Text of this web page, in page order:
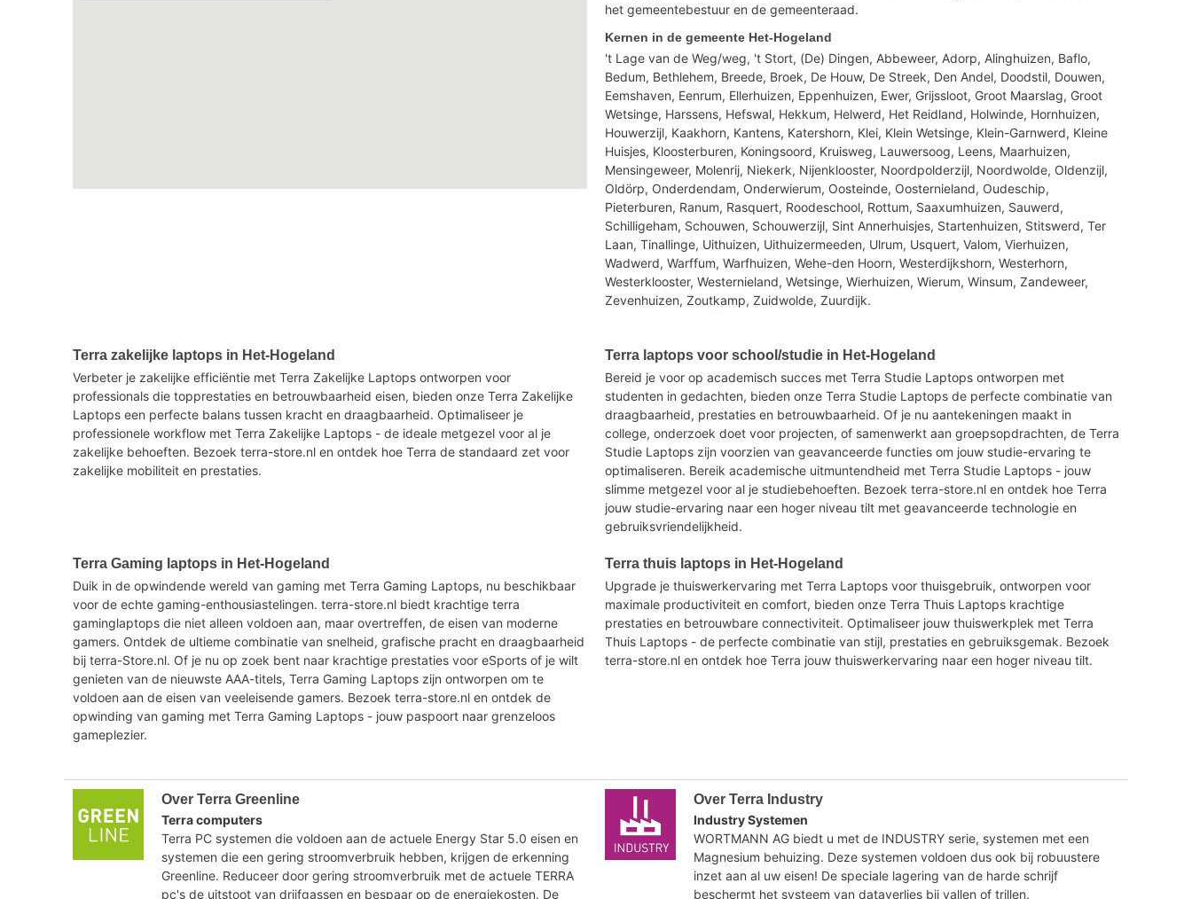
het gemeentebestuur en de gemeenteraad.
Kernen in de gemeente Het-Hogeland
't Lage van de Weg/weg, 't Stort, (De) Dingen, Abbeweer, Adorp, Alinghuizen, Baflo,
Bedum, Bethlehem, Breede, Broek, De Houw, De Streek, Den Andel, Doodstil, Douwen,
Eemshaven, Eenrum, Ellerhuizen, Eppenhuizen, Ewer, Grijssloot, Groot Maarslag, Groot
Wetsinge, Harssens, Hefswal, Hekkum, Helwerd, Het Reidland, Holwinde, Hornhuizen,
Houwerzijl, Kaakhorn, Kantens, Katershorn, Klei, Klein Wetsinge, Klein-Garnwerd, Kleine
Huisjes, Kloosterburen, Koningsoord, Kruisweg, Lauwersoog, Leens, Maarhuizen,
Mensingeweer, Molenrij, Niekerk, Nijenklooster, Noordpolderzijl, Noordwolde, Oldenzijl,
Oldörp, Onderdendam, Onderwierum, Oosteinde, Oosternieland, Oudeschip,
Pieterburen, Ranum, Rasquert, Roodeschool, Rottum, Saaxumhuizen, Sauwerd,
Schilligeham, Schouwen, Schouwerzijl, Sint Annerhuisjes, Startenhuizen, Stitswerd, Ter
Laan, Tinallinge, Uithuizen, Uithuizermeeden, Ulrum, Usquert, Valom, Vierhuizen,
Wadwerd, Warffum, Warfhuizen, Wehe-den Hoorn, Westerdijkshorn, Westerhorn,
Westerklooster, Westernieland, Wetsinge, Wierhuizen, Wierum, Winsum, Zandeweer,
Zevenhuizen, Zoutkamp, Zuidwolde, Zuurdijk.
Terra zakelijke laptops in Het-Hogeland
Verbeter je zakelijke efficiëntie met Terra Zakelijke Laptops ontworpen voor
professionals die topprestaties en betrouwbaarheid eisen, bieden onze Terra Zakelijke
Laptops een perfecte balans tussen kracht en draagbaarheid. Optimaliseer je
professionele workflow met Terra Zakelijke Laptops - de ideale metgezel voor al je
zakelijke behoeften. Bezoek terra-store.nl en ontdek hoe Terra de standaard zet voor
zakelijke mobiliteit en prestaties.
Terra laptops voor school/studie in Het-Hogeland
Bereid je voor op academisch succes met Terra Studie Laptops ontworpen met
studenten in gedachten, bieden onze Terra Studie Laptops de perfecte combinatie van
draagbaarheid, prestaties en betrouwbaarheid. Of je nu aantekeningen maakt in
college, onderzoek doet voor projecten, of samenwerkt aan groepsopdrachten, de Terra
Studie Laptops zijn voorzien van geavanceerde functies om jouw studie-ervaring te
optimaliseren. Bereik academische uitmuntendheid met Terra Studie Laptops - jouw
slimme metgezel voor al je studiebehoeften. Bezoek terra-store.nl en ontdek hoe Terra
jouw studie-ervaring naar een hoger niveau tilt met geavanceerde technologie en
gebruiksvriendelijkheid.
Terra Gaming laptops in Het-Hogeland
Duik in de opwindende wereld van gaming met Terra Gaming Laptops, nu beschikbaar
voor de echte gaming-enthousiastelingen. terra-store.nl biedt krachtige terra
gaminglaptops die niet alleen voldoen aan, maar overtreffen, de eisen van moderne
gamers. Ontdek de ultieme combinatie van snelheid, grafische pracht en draagbaarheid
bij terra-Store.nl. Of je nu op zoek bent naar krachtige prestaties voor eSports of je wilt
genieten van de nieuwste AAA-titels, Terra Gaming Laptops zijn ontworpen om te
voldoen aan de eisen van veeleisende gamers. Bezoek terra-store.nl en ontdek de
opwinding van gaming met Terra Gaming Laptops - jouw paspoort naar grenzeloos
gameplezier.
Terra thuis laptops in Het-Hogeland
Upgrade je thuiswerkervaring met Terra Laptops voor thuisgebruik, ontworpen voor
maximale productiviteit en comfort, bieden onze Terra Thuis Laptops krachtige
prestaties en betrouwbare connectiviteit. Optimaliseer jouw thuiswerkplek met Terra
Thuis Laptops - de perfecte combinatie van stijl, prestaties en gebruiksgemak. Bezoek
terra-store.nl en ontdek hoe Terra jouw thuiswerkervaring naar een hoger niveau tilt.
Over Terra Greenline
Terra computers
Terra PC systemen die voldoen aan de actuele Energy Star 5.0 eisen en
systemen die een gering stroomverbruik hebben, krijgen de erkenning
Greenline. Reduceer door gering stroomverbruik met de actuele TERRA
pc's de uitstoot van drijfgassen en bespaar op de energiekosten. De
Over Terra Industry
Industry Systemen
WORTMANN AG biedt u met de INDUSTRY serie, systemen met een
Magnesium behuizing. Deze systemen voldoen dus ook bij robuustere
inzet aan al uw eisen! De speciale lagering van de harde schrijf
beschermt het systeem van dataverlies bij vallen of trillen.